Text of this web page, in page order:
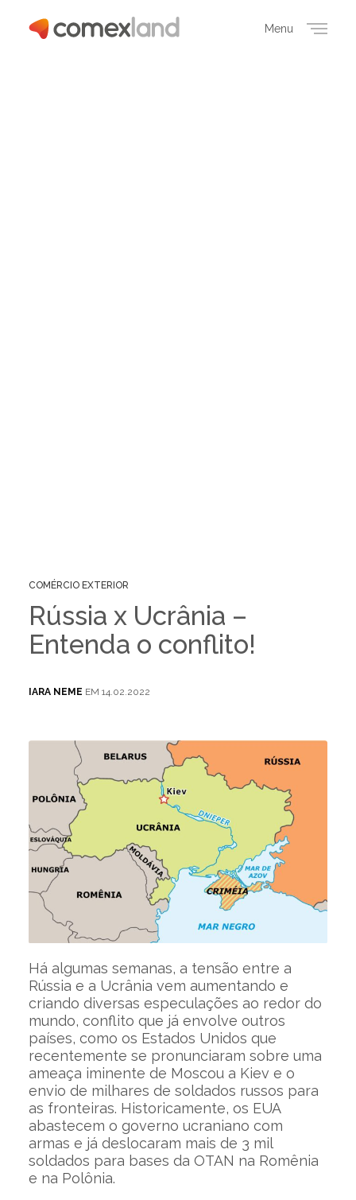
Menu
COMÉRCIO EXTERIOR
Rússia x Ucrânia –
Entenda o conflito!
IARA NEME EM 14.02.2022
Há algumas semanas, a tensão entre a
Rússia e a Ucrânia vem aumentando e
criando diversas especulações ao redor do
mundo, conflito que já envolve outros
países, como os Estados Unidos que
recentemente se pronunciaram sobre uma
ameaça iminente de Moscou a Kiev e o
envio de milhares de soldados russos para
as fronteiras. Historicamente, os EUA
abastecem o governo ucraniano com
armas e já deslocaram mais de 3 mil
soldados para bases da OTAN na Romênia
e na Polônia.